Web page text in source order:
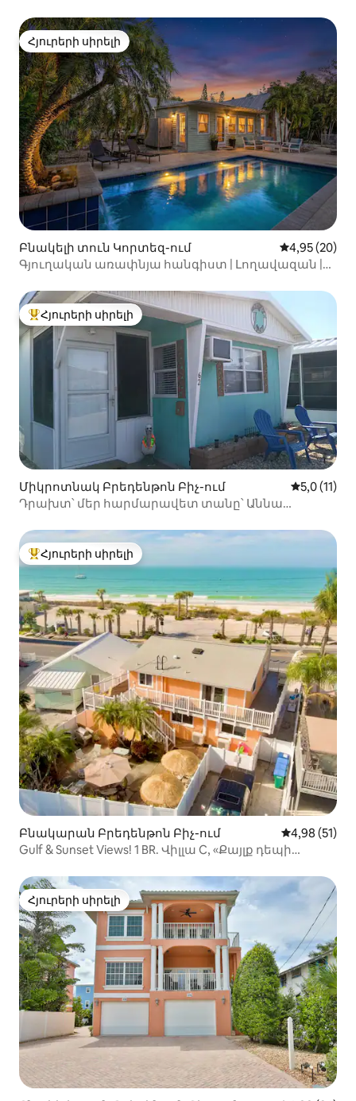
Հյուրերի սիրելի
Հյուրերի սիրելի
Բնակելի տուն Կորտեզ-ում Միջին
4,95 (20)
Գյուղական առափնյա հանգիստ | Լողավազան |
Հյուրերի սիրելի լավագույն տները
Հյուրերի սիրելի
Միկրոտնակ Բրեդենթոն Բիչ-ում Միջին
5,0 (11)
Դրախտ՝ մեր հարմարավետ տանը՝ Աննա
Հյուրերի սիրելի լավագույն տները
Հյուրերի սիրելի
Բնակարան Բրեդենթոն Բիչ-ում Միջին
4,98 (51)
Gulf & Sunset Views! 1 BR. Վիլլա C, «Քայլք դեպի
Հյուրերի սիրելի
Հյուրերի սիրելի